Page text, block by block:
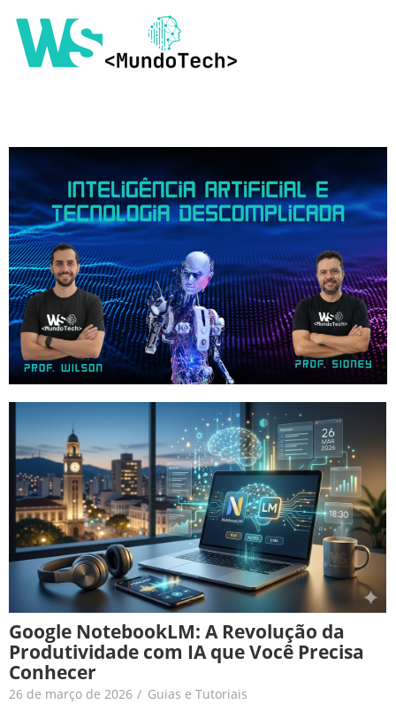
Google NotebookLM: A Revolução da
Produtividade com IA que Você Precisa
Conhecer
26 de março de 2026 / Guias e Tutoriais